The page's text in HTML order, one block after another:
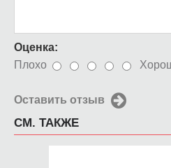
Оценка:
Плохо
Оставить отзыв
СМ. ТАКЖЕ